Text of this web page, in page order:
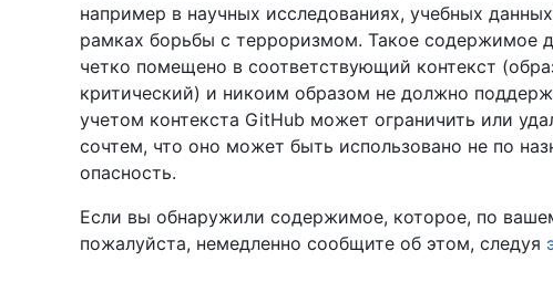
например в научных исследованиях, учебных
рамках борьбы с терроризмом. Такое содержимое
четко помещено в соответствующий контекст
критический) и никоим образом не должно
учетом контекста GitHub может ограничить или
сочтем, что оно может быть использовано не по
опасность.
Если вы обнаружили содержимое, которое, по
пожалуйста, немедленно сообщите об этом, следуя